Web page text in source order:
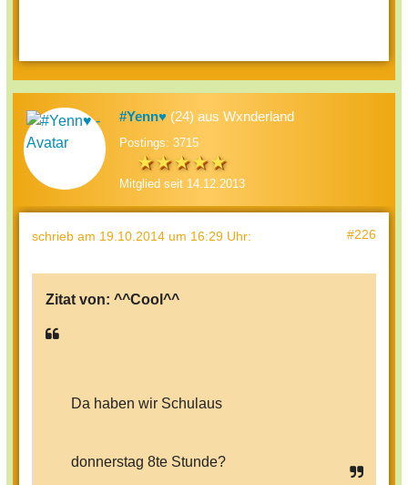
#Yenn♥ (24) aus Wxnderland
Postings: 3715
Mitglied seit 14.12.2013
schrieb am 19.10.2014 um 16:29 Uhr: #226
Zitat von: ^^Cool^^
Da haben wir Schulaus
donnerstag 8te Stunde?